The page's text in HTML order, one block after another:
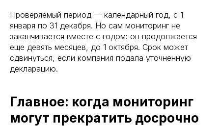
Проверяемый период — календарный год, с 1
января по 31 декабря. Но сам мониторинг не
заканчивается вместе с годом: он продолжается
еще девять месяцев, до 1 октября. Срок может
сдвинуться, если компания подала уточненную
декларацию.
Главное: когда мониторинг
могут прекратить досрочно